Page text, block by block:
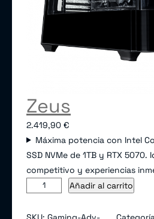
Zeus
2.419,90 €
Máxima potencia con Intel
SSD NVMe de 1TB y RTX 5070.
competitivo y experiencias
u
Añadir al carrito
t